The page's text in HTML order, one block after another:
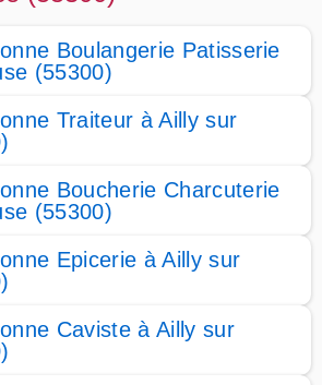
Boulangerie Patisserie
(55300)
Traiteur à Ailly sur
Boucherie Charcuterie
(55300)
Epicerie à Ailly sur
Caviste à Ailly sur